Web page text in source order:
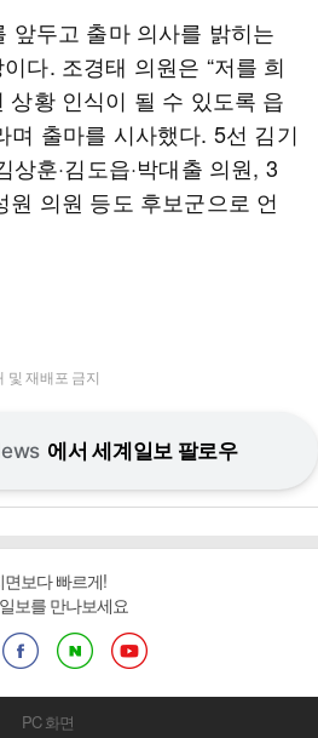
앞두고 출마 의사를 밝히는
다. 조경태 의원은 “저를 희
상황 인식이 될 수 있도록 읍
며 출마를 시사했다. 5선 김기
상훈·김도읍·박대출 의원, 3
원 의원 등도 후보군으로 언
및 재배포 금지
에서 세계일보 팔로우
면보다 빠르게!
보를 만나보세요
PC 화면